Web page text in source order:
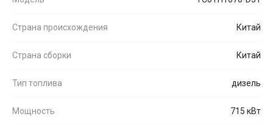
Страна происхождения Китай
Страна сборки Китай
Тип топлива дизель
Мощность 715 кВт